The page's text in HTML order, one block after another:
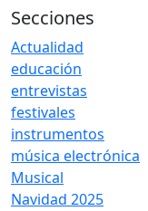
Secciones
Actualidad
educación
entrevistas
festivales
instrumentos
música electrónica
Musical
Navidad 2025